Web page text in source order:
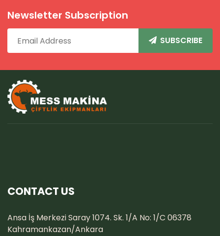
Newsletter Subscription
SUBSCRIBE
CONTACT US
Ansa İş Merkezi Saray 1074. Sk. 1/A No: 1/C 06378
Kahramankazan/Ankara